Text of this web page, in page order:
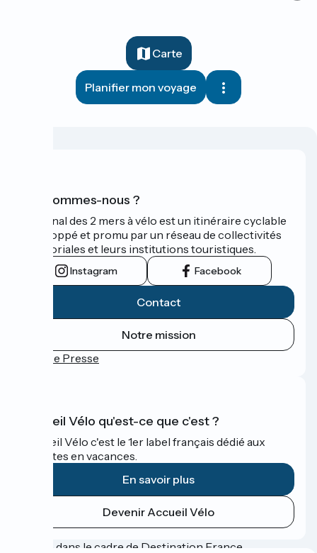
Carte
Planifier mon voyage
Qui sommes-nous ?
Le Canal des 2 mers à vélo est un itinéraire cyclable
développé et promu par un réseau de collectivités
territoriales et leurs institutions touristiques.
Instagram Facebook
Contact
Notre mission
Espace Presse
Accueil Vélo qu'est-ce que c'est ?
Accueil Vélo c'est le 1er label français dédié aux
cyclistes en vacances.
En savoir plus
Devenir Accueil Vélo
Financé dans le cadre de Destination France